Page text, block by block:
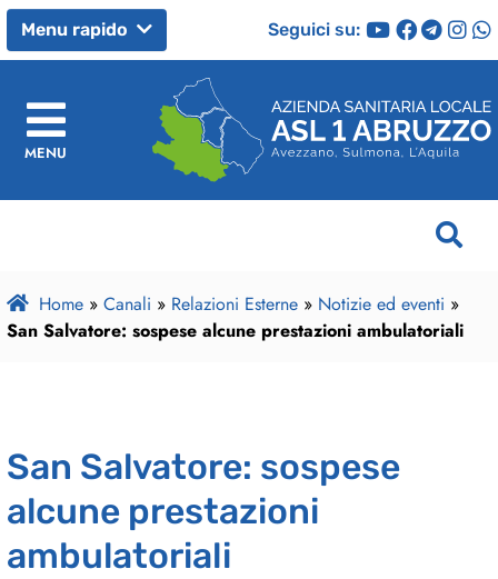
Menu rapido Seguici su:
MENU
Home » Canali » Relazioni Esterne » Notizie ed eventi »
San Salvatore: sospese alcune prestazioni ambulatoriali
San Salvatore: sospese
alcune prestazioni
ambulatoriali